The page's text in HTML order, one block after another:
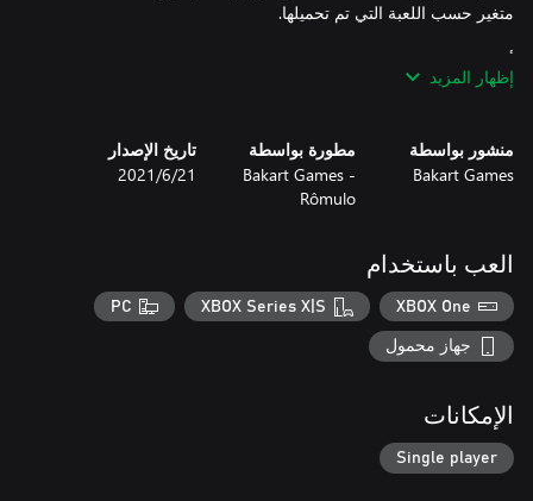
استمتع باللعبة!
إظهار المزيد
منشور بواسطة
Bakart Games
مطورة بواسطة
Bakart Games -
Rômulo
تاريخ الإصدار
21‏/6‏/2021
العب باستخدام
XBOX One
XBOX Series X|S
PC
جهاز محمول
الإمكانات
Single player